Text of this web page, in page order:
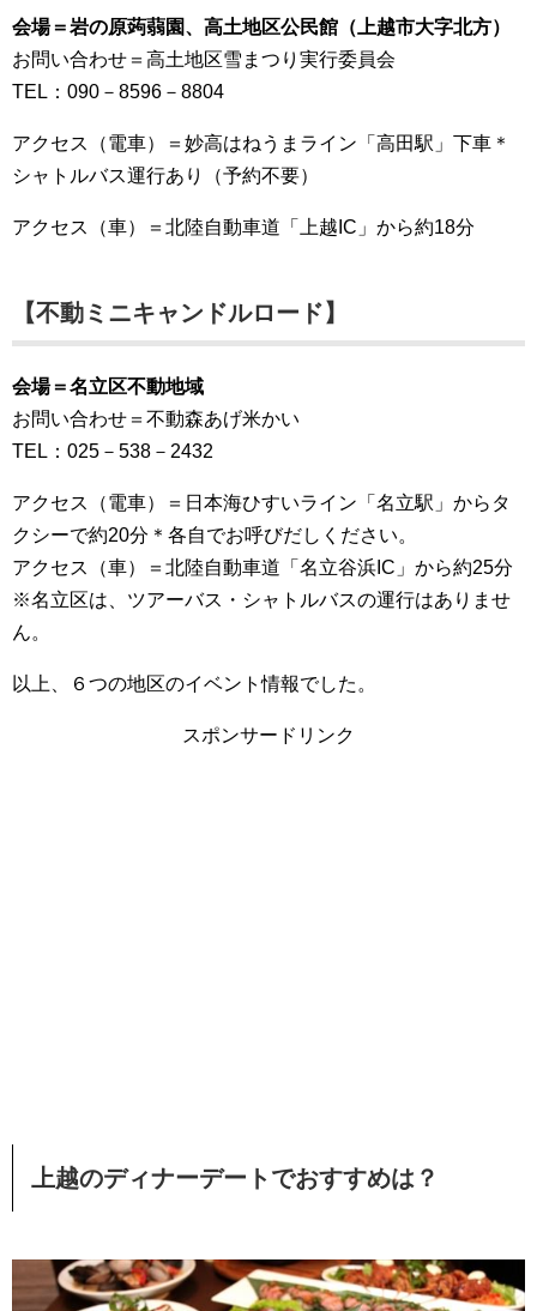
会場＝岩の原蒟蒻園、高土地区公民館（上越市大字北方）
お問い合わせ＝高土地区雪まつり実行委員会
TEL：090－8596－8804
アクセス（電車）＝妙高はねうまライン「高田駅」下車＊
シャトルバス運行あり（予約不要）
アクセス（車）＝北陸自動車道「上越IC」から約18分
【不動ミニキャンドルロード】
会場＝名立区不動地域
お問い合わせ＝不動森あげ米かい
TEL：025－538－2432
アクセス（電車）＝日本海ひすいライン「名立駅」からタ
クシーで約20分＊各自でお呼びだしください。
アクセス（車）＝北陸自動車道「名立谷浜IC」から約25分
※名立区は、ツアーバス・シャトルバスの運行はありませ
ん。
以上、６つの地区のイベント情報でした。
スポンサードリンク
上越のディナーデートでおすすめは？